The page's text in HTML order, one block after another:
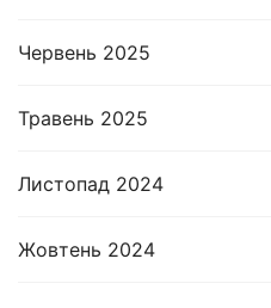
Червень 2025
Травень 2025
Листопад 2024
Жовтень 2024